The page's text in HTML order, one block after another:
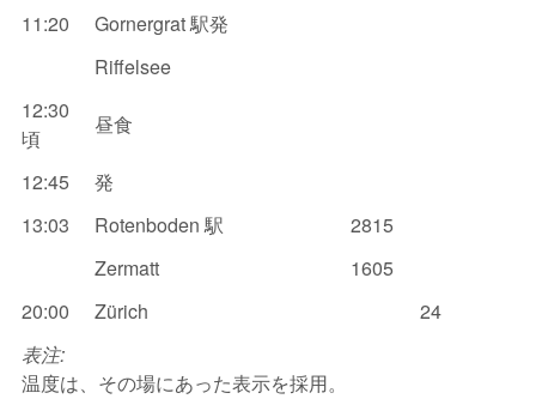
表注:
温度は、その場にあった表示を採用。
11:20
Gornergrat 駅発
Riffelsee
12:30
頃
昼食
12:45
発
13:03
Rotenboden 駅
2815
Zermatt
1605
20:00
Zürich 24